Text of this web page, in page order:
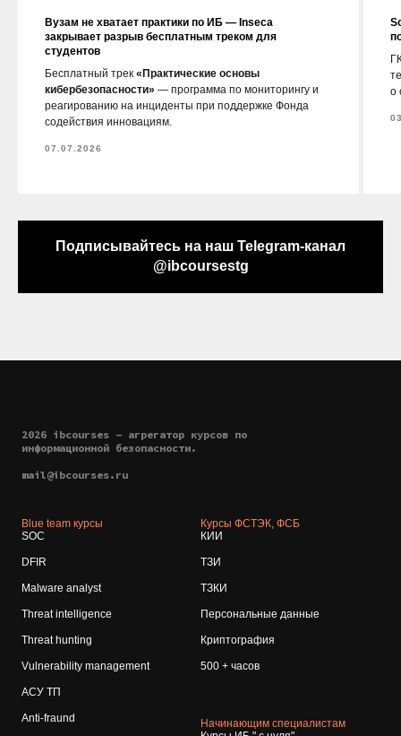
Вузам не хватает практики по ИБ — Inseca
закрывает разрыв бесплатным треком для
студентов
Бесплатный трек «Практические основы
кибербезопасности» — программа по мониторингу и
реагированию на инциденты при поддержке Фонда
содействия инновациям.
07.07.2026
о
Подписывайтесь на наш Telegram-канал
@ibcoursestg
2026 ibcourses - агрегатор курсов по
информационной безопасности.
mail@ibcourses.ru
Blue team курсы
SOC
DFIR
Malware analyst
Threat intelligence
Threat hunting
Vulnerability management
АСУ ТП
Anti-fraund
Курсы ФСТЭК, ФСБ
КИИ
ТЗИ
ТЗКИ
Персональные данные
Криптография
500 + часов
Начинающим специалистам